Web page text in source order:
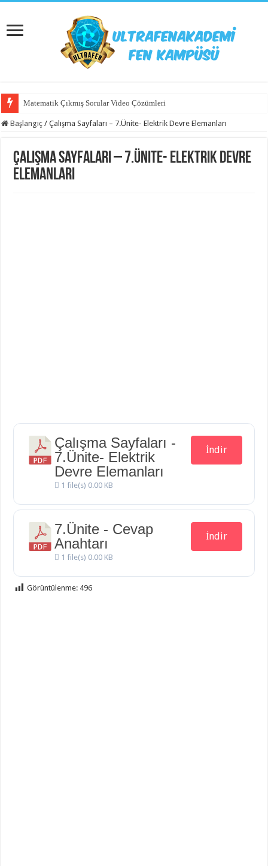
Matematik Çıkmış Sorular Video Çözümleri
Başlangıç / Çalışma Sayfaları – 7.Ünite- Elektrik Devre Elemanları
Çalışma Sayfaları – 7.Ünite- Elektrik Devre
Elemanları
Çalışma Sayfaları -
7.Ünite- Elektrik
Devre Elemanları
1 file(s) 0.00 KB
İndir
7.Ünite - Cevap
Anahtarı
1 file(s) 0.00 KB
İndir
Görüntülenme: 496